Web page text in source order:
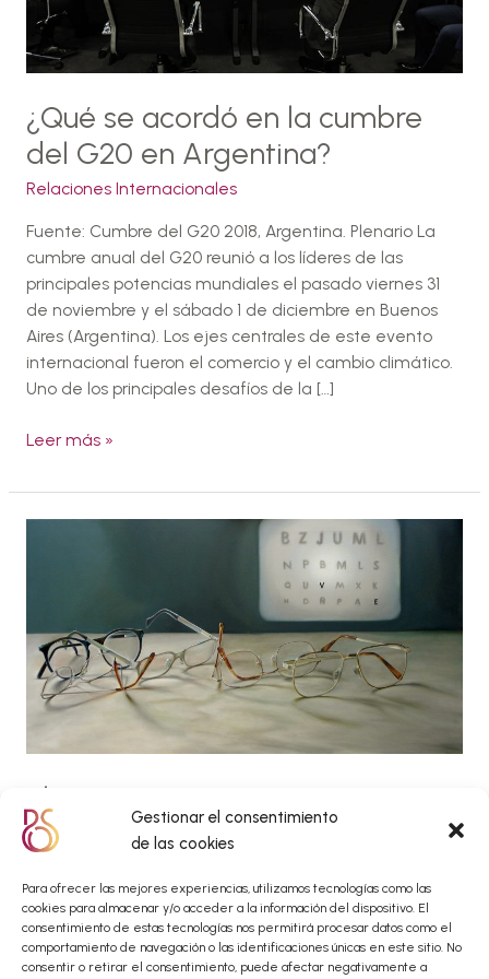
Gestionar el consentimiento
de las cookies
Para ofrecer las mejores experiencias, utilizamos tecnologías como las
cookies para almacenar y/o acceder a la información del dispositivo. El
consentimiento de estas tecnologías nos permitirá procesar datos como el
comportamiento de navegación o las identificaciones únicas en este sitio. No
consentir o retirar el consentimiento, puede afectar negativamente a
¿Qué se acordó en la cumbre
del G20 en Argentina?
Relaciones Internacionales
Fuente: Cumbre del G20 2018, Argentina. Plenario La
cumbre anual del G20 reunió a los líderes de las
principales potencias mundiales el pasado viernes 31
de noviembre y el sábado 1 de diciembre en Buenos
Aires (Argentina). Los ejes centrales de este evento
internacional fueron el comercio y el cambio climático.
Uno de los principales desafíos de la […]
en
Argentina?
Leer más »
El sector óptico, un sector que
crece año a año
Al igual que ocurrió en muchos otros sectores, el sector
óptico sufrió durante la generalizada crisis varios años
de recesión. Sin embargo, esto parece haber pasado a
sector
que
crece
año